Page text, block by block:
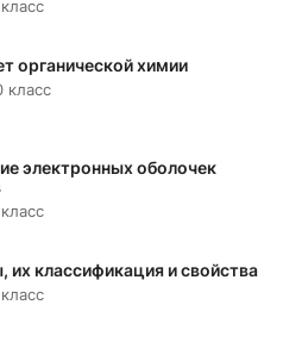
органической химии
класс
электронных оболочек
их классификация и свойства